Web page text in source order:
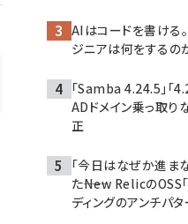
AIはコードを書ける
ジニアは何をするの
「Samba 4.24.5」「
ADドメイン乗っ取
正
「今日はなぜか進ま
た――New Relicの
ディングのアンチパ